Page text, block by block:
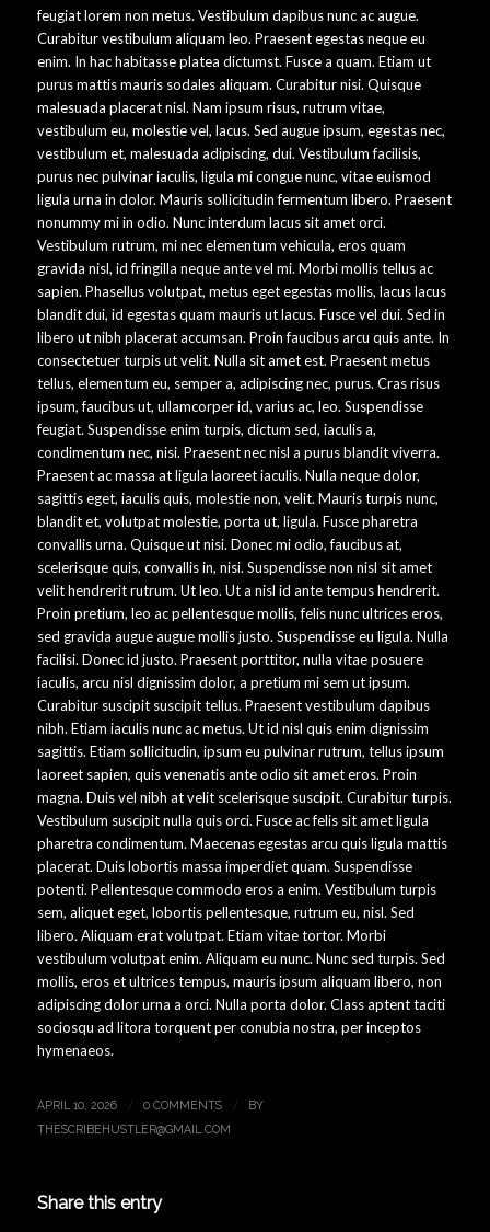
feugiat lorem non metus. Vestibulum dapibus nunc ac augue.
Curabitur vestibulum aliquam leo. Praesent egestas neque eu
enim. In hac habitasse platea dictumst. Fusce a quam. Etiam ut
purus mattis mauris sodales aliquam. Curabitur nisi. Quisque
malesuada placerat nisl. Nam ipsum risus, rutrum vitae,
vestibulum eu, molestie vel, lacus. Sed augue ipsum, egestas nec,
vestibulum et, malesuada adipiscing, dui. Vestibulum facilisis,
purus nec pulvinar iaculis, ligula mi congue nunc, vitae euismod
ligula urna in dolor. Mauris sollicitudin fermentum libero. Praesent
nonummy mi in odio. Nunc interdum lacus sit amet orci.
Vestibulum rutrum, mi nec elementum vehicula, eros quam
gravida nisl, id fringilla neque ante vel mi. Morbi mollis tellus ac
sapien. Phasellus volutpat, metus eget egestas mollis, lacus lacus
blandit dui, id egestas quam mauris ut lacus. Fusce vel dui. Sed in
libero ut nibh placerat accumsan. Proin faucibus arcu quis ante. In
consectetuer turpis ut velit. Nulla sit amet est. Praesent metus
tellus, elementum eu, semper a, adipiscing nec, purus. Cras risus
ipsum, faucibus ut, ullamcorper id, varius ac, leo. Suspendisse
feugiat. Suspendisse enim turpis, dictum sed, iaculis a,
condimentum nec, nisi. Praesent nec nisl a purus blandit viverra.
Praesent ac massa at ligula laoreet iaculis. Nulla neque dolor,
sagittis eget, iaculis quis, molestie non, velit. Mauris turpis nunc,
blandit et, volutpat molestie, porta ut, ligula. Fusce pharetra
convallis urna. Quisque ut nisi. Donec mi odio, faucibus at,
scelerisque quis, convallis in, nisi. Suspendisse non nisl sit amet
velit hendrerit rutrum. Ut leo. Ut a nisl id ante tempus hendrerit.
Proin pretium, leo ac pellentesque mollis, felis nunc ultrices eros,
sed gravida augue augue mollis justo. Suspendisse eu ligula. Nulla
facilisi. Donec id justo. Praesent porttitor, nulla vitae posuere
iaculis, arcu nisl dignissim dolor, a pretium mi sem ut ipsum.
Curabitur suscipit suscipit tellus. Praesent vestibulum dapibus
nibh. Etiam iaculis nunc ac metus. Ut id nisl quis enim dignissim
sagittis. Etiam sollicitudin, ipsum eu pulvinar rutrum, tellus ipsum
laoreet sapien, quis venenatis ante odio sit amet eros. Proin
magna. Duis vel nibh at velit scelerisque suscipit. Curabitur turpis.
Vestibulum suscipit nulla quis orci. Fusce ac felis sit amet ligula
pharetra condimentum. Maecenas egestas arcu quis ligula mattis
placerat. Duis lobortis massa imperdiet quam. Suspendisse
potenti. Pellentesque commodo eros a enim. Vestibulum turpis
sem, aliquet eget, lobortis pellentesque, rutrum eu, nisl. Sed
libero. Aliquam erat volutpat. Etiam vitae tortor. Morbi
vestibulum volutpat enim. Aliquam eu nunc. Nunc sed turpis. Sed
mollis, eros et ultrices tempus, mauris ipsum aliquam libero, non
adipiscing dolor urna a orci. Nulla porta dolor. Class aptent taciti
sociosqu ad litora torquent per conubia nostra, per inceptos
hymenaeos.
APRIL 10, 2026 / 0 COMMENTS /
BY
THESCRIBEHUSTLER@GMAIL.COM
Share this entry